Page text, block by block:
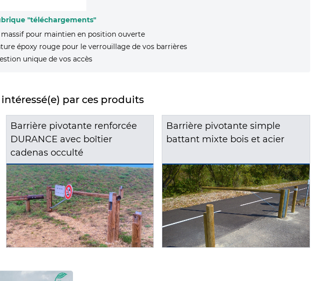
"téléchargements"
massif pour maintien en position ouverte
époxy rouge pour le verrouillage de vos barrières
unique de vos accès
par ces produits
Barrière pivotante renforcée
DURANCE avec boîtier
cadenas occulté
Barrière pivotante simple
battant mixte bois et acier